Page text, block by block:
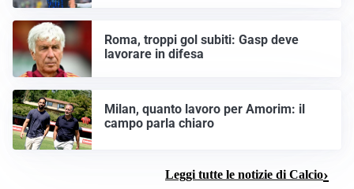
Roma, troppi gol subiti: Gasp deve
lavorare in difesa
Milan, quanto lavoro per Amorim: il
campo parla chiaro
Leggi tutte le notizie di Calcio